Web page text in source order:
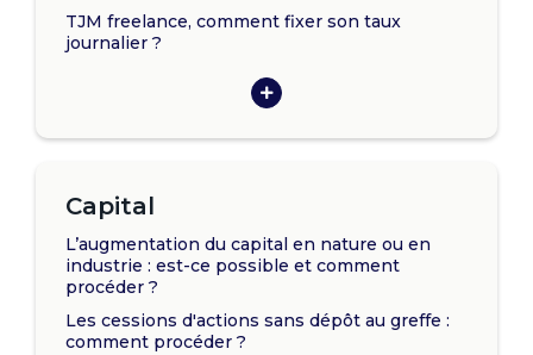
TJM freelance, comment fixer son taux
journalier ?
Capital
L’augmentation du capital en nature ou en
industrie : est-ce possible et comment
procéder ?
Les cessions d'actions sans dépôt au greffe :
comment procéder ?